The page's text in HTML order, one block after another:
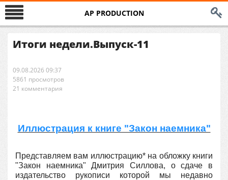
AP PRODUCTION
Итоги недели.Выпуск-11
09.08.2026 09:37
5861 просмотров
21 комментария
Иллюстрация к книге "Закон наемника"
Представляем вам иллюстрацию* на обложку книги
"Закон наемника" Дмитрия Силлова, о сдаче в
издательство рукописи которой мы недавно